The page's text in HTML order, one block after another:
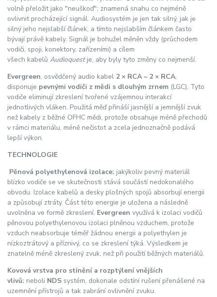
volně přeložit jako "neuškoď"; znamená snahu co nejméně
ovlivnit procházející signál. Audiosystém je jen tak silný, jak je
silný jeho nejslabší článek, a tímto nejslabším článkem často
bývají právě kabely. Signál je bohužel měněn vždy (průchodem
vodiči, spoji, konektory, zařízeními) a cílem
všech kabelů Audioquestje, aby byly tyto změny co nejmenší.
Evergreen, osvědčený audio kabel 2 × RCA – 2 × RCA,
disponuje pevnými vodiči z mědi s dlouhým zrnem (LGC). Tyto
vodiče eliminují zkreslení tvořené vzájemnou interakcí
jednotlivých vláken. Použitá měď přináší jasnější a jemnější zvuk
než kabely z běžné OFHC mědi, protože obsahuje méně přechodů
v rámci materiálu, méně nečistot a zcela jednoznačně podává
lepší výkon.
TECHNOLOGIE
Pěnová polyethylenová izolace: jakýkoliv pevný materiál
blízko vodiče se ve skutečnosti stává součástí nedokonalého
obvodu. Izolace kabelů a desky plošných spojů absorbují energii
a způsobují ztráty. Část této energie je uložena a následně
uvolněna ve formě zkreslení. Evergreen využívá k izolaci vodičů
pěnovou polyethylenovou izolaci plněnou vzduchem, protože
vzduch neabsorbuje téměř žádnou energii a polyethylen je
nízkoztrátový a příznivý, co se zkreslení týká. Výsledkem je
znatelně méně zkreslený zvuk, než při použití běžných materiálů.
Kovová vrstva pro stínění a rozptýlení vnějších
vlivů: neboli NDS systém, dokonale odstíní rušení přenášené na
uzemnění přístrojů a tak zabrání ovlivnění zvuku.